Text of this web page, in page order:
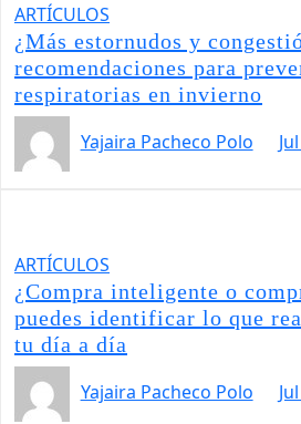
ARTÍCULOS
¿Más estornudos y
recomendaciones para
respiratorias en invierno
Yajaira Pacheco Polo
ARTÍCULOS
¿Compra inteligente o
puedes identificar lo que
tu día a día
Yajaira Pacheco Polo